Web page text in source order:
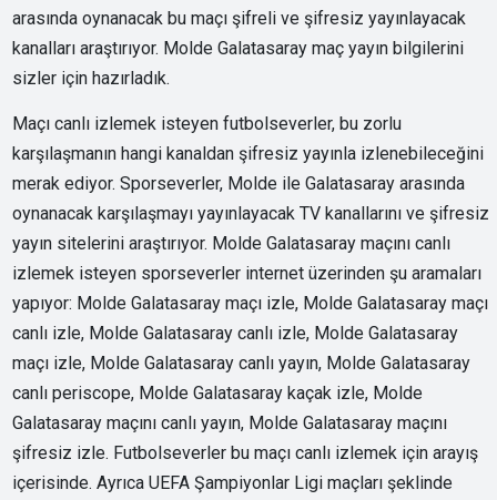
arasında oynanacak bu maçı şifreli ve şifresiz yayınlayacak
kanalları araştırıyor. Molde Galatasaray maç yayın bilgilerini
sizler için hazırladık.
Maçı canlı izlemek isteyen futbolseverler, bu zorlu
karşılaşmanın hangi kanaldan şifresiz yayınla izlenebileceğini
merak ediyor. Sporseverler, Molde ile Galatasaray arasında
oynanacak karşılaşmayı yayınlayacak TV kanallarını ve şifresiz
yayın sitelerini araştırıyor. Molde Galatasaray maçını canlı
izlemek isteyen sporseverler internet üzerinden şu aramaları
yapıyor: Molde Galatasaray maçı izle, Molde Galatasaray maçı
canlı izle, Molde Galatasaray canlı izle, Molde Galatasaray
maçı izle, Molde Galatasaray canlı yayın, Molde Galatasaray
canlı periscope, Molde Galatasaray kaçak izle, Molde
Galatasaray maçını canlı yayın, Molde Galatasaray maçını
şifresiz izle. Futbolseverler bu maçı canlı izlemek için arayış
içerisinde. Ayrıca UEFA Şampiyonlar Ligi maçları şeklinde